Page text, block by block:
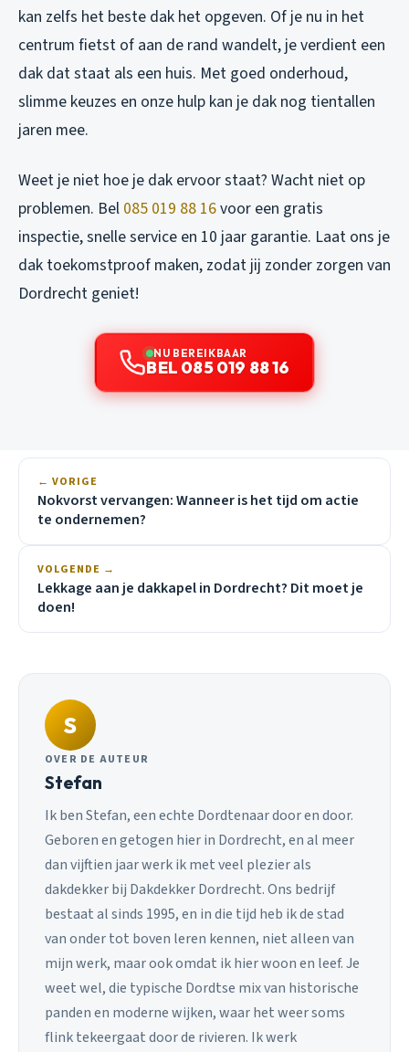
kan zelfs het beste dak het opgeven. Of je nu in het
centrum fietst of aan de rand wandelt, je verdient een
dak dat staat als een huis. Met goed onderhoud,
slimme keuzes en onze hulp kan je dak nog tientallen
jaren mee.
Weet je niet hoe je dak ervoor staat? Wacht niet op
problemen. Bel 085 019 88 16voor een gratis
inspectie, snelle service en 10 jaar garantie. Laat ons je
dak toekomstproof maken, zodat jij zonder zorgen van
Dordrecht geniet!
NU BEREIKBAAR
BEL 085 019 88 16
← VORIGE
Nokvorst vervangen: Wanneer is het tijd om actie
te ondernemen?
VOLGENDE →
Lekkage aan je dakkapel in Dordrecht? Dit moet je
doen!
S
OVER DE AUTEUR
Stefan
Ik ben Stefan, een echte Dordtenaar door en door.
Geboren en getogen hier in Dordrecht, en al meer
dan vijftien jaar werk ik met veel plezier als
dakdekker bij Dakdekker Dordrecht. Ons bedrijf
bestaat al sinds 1995, en in die tijd heb ik de stad
van onder tot boven leren kennen, niet alleen van
mijn werk, maar ook omdat ik hier woon en leef. Je
weet wel, die typische Dordtse mix van historische
panden en moderne wijken, waar het weer soms
flink tekeergaat door de rivieren. Ik werk